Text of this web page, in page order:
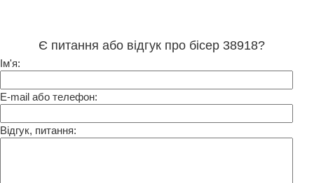
Є питання або відгук про бісер 38918?
Ім'я:
E-mail або телефон:
Відгук, питання: